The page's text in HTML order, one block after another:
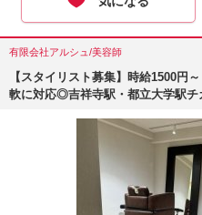
有限会社アルシュ/美容師
【スタイリスト募集】時給1500円
軟に対応◎吉祥寺駅・都立大学駅チ